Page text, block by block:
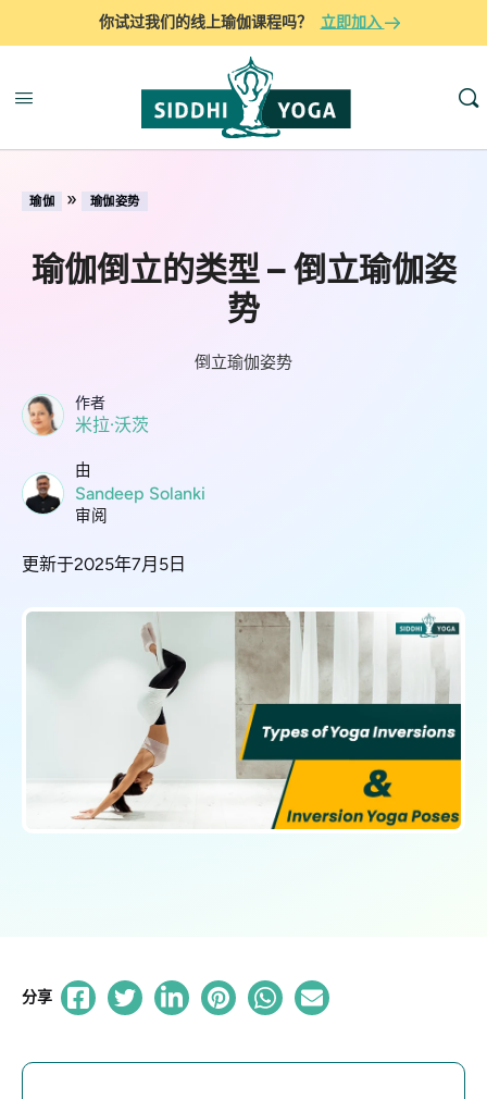
你试过我们的线上瑜伽课程吗？ 立即加入
瑜伽 » 瑜伽姿势
瑜伽倒立的类型 – 倒立瑜伽姿
势
倒立瑜伽姿势
作者
米拉·沃茨
由
Sandeep Solanki
审阅
更新于2025年7月5日
分享